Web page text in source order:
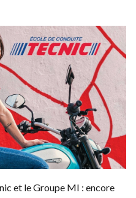
et le Groupe MI : encore